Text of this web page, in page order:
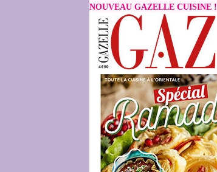
NOUVEAU GAZELLE CUISINE !